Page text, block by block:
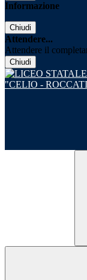
Informazione
Chiudi
Attendere...
Attendere il
Chiudi
"CELIO -